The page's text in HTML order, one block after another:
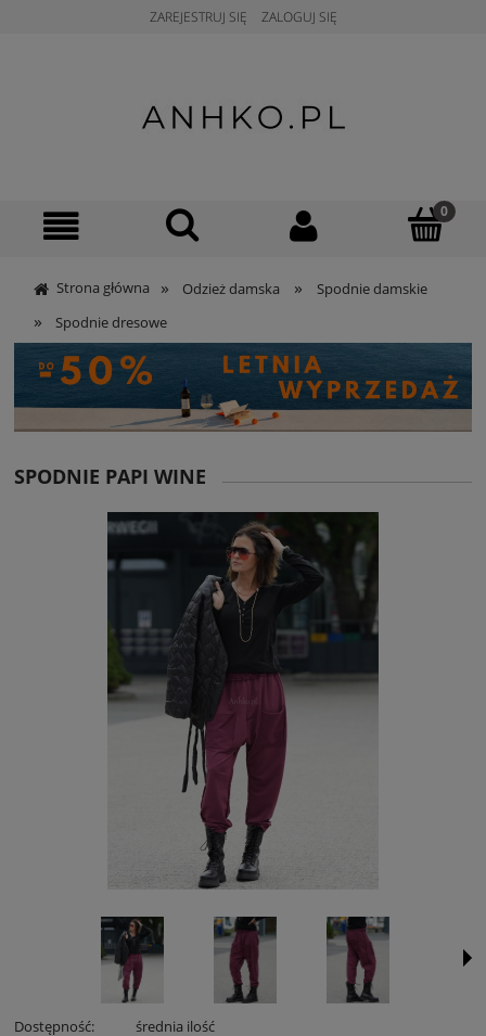
ZAREJESTRUJ SIĘ ZALOGUJ SIĘ
Strona główna » Odzież damska » Spodnie damskie
» Spodnie dresowe
SPODNIE PAPI WINE
Dostępność:
średnia ilość